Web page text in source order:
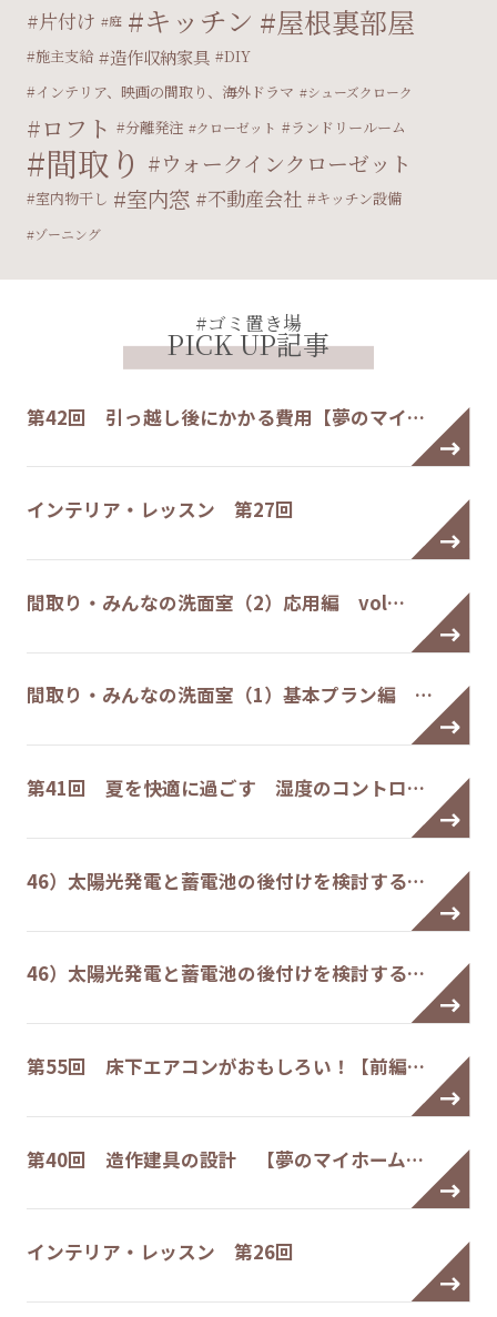
片付け 庭 キッチン 屋根裏部屋
施主支給 造作収納家具
DIY
インテリア、映画の間取り、海外ドラマ
シューズクローク
ロフト 分離発注 クローゼット ランドリールーム
間取り ウォークインクローゼット
室内物干し 室内窓 不動産会社 キッチン設備
ゾーニング
#ゴミ置き場
PICK UP記事
第42回 引っ越し後にかかる費用【夢のマイ…
インテリア・レッスン 第27回
間取り・みんなの洗面室（2）応用編 vol…
間取り・みんなの洗面室（1）基本プラン編 …
第41回 夏を快適に過ごす 湿度のコントロ…
46）太陽光発電と蓄電池の後付けを検討する…
46）太陽光発電と蓄電池の後付けを検討する…
第55回 床下エアコンがおもしろい！【前編…
第40回 造作建具の設計 【夢のマイホーム…
インテリア・レッスン 第26回